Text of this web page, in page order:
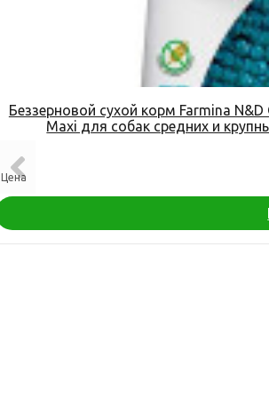
Беззерновой сухой корм Farmina
Maxi для собак средних и
Цена